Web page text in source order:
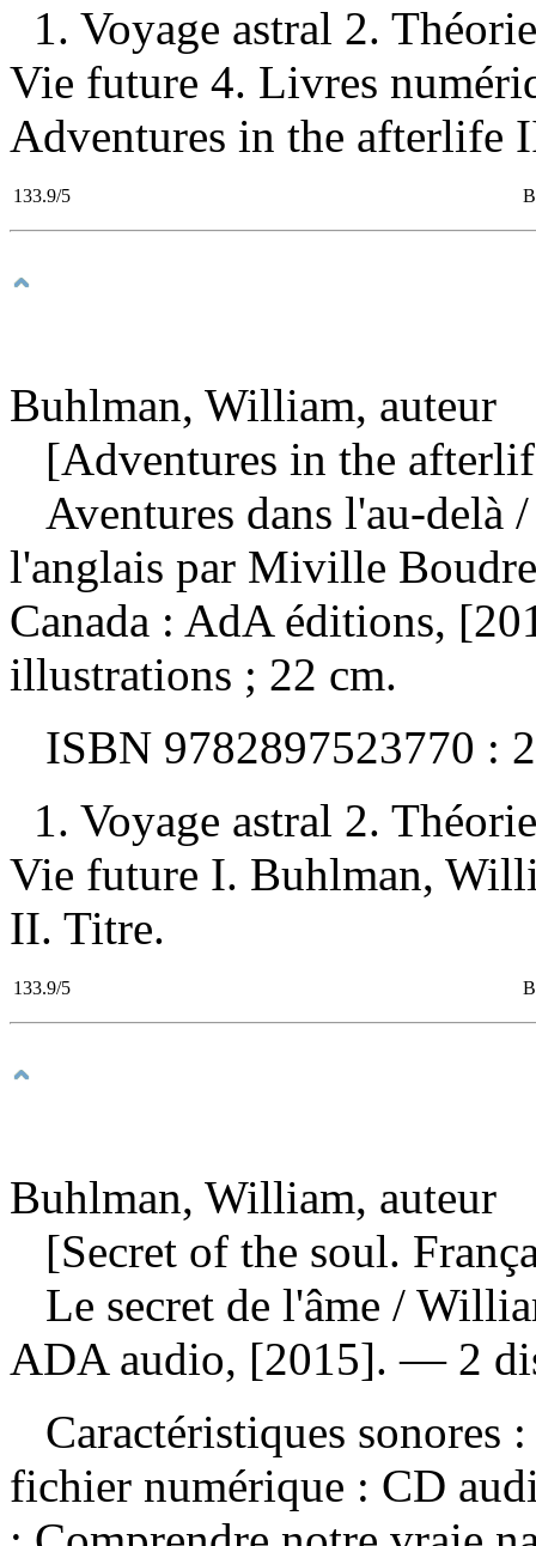
1. Voyage astral 2.
Vie future 4. Livres
Adventures in the afterlife
133.9/5
Buhlman, William, auteur
[Adventures in the
Aventures dans l'au-delà
l'anglais par Miville
Canada : AdA éditions,
illustrations ; 22 cm.
ISBN 9782897523770 :
1. Voyage astral 2.
Vie future I. Buhlman,
II. Titre.
133.9/5
Buhlman, William, auteur
[Secret of the soul.
Le secret de l'âme /
ADA audio, [2015]. — 2
Caractéristiques sonores
fichier numérique : CD